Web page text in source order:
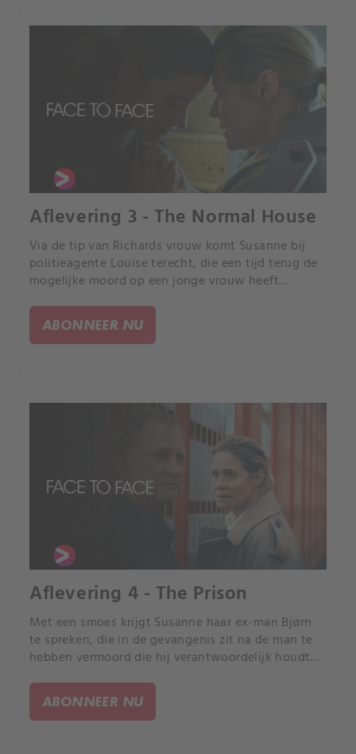
Aflevering 3 - The Normal House
Via de tip van Richards vrouw komt Susanne bij
politieagente Louise terecht, die een tijd terug de
mogelijke moord op een jonge vrouw heeft
verhaal doet, blijkt de zaak nooit serieus
behandeld te zijn omdat de getuige was
verdwenen.
ABONNEER NU
Aflevering 4 - The Prison
Met een smoes krijgt Susanne haar ex-man Bjørn
te spreken, die in de gevangenis zit na de man te
hebben vermoord die hij verantwoordelijk houdt
Bjørn haar kan vertellen waar Sebastian is, de
pooier van het meisje dat haar naar de mysterieuze
John kan leiden.
ABONNEER NU